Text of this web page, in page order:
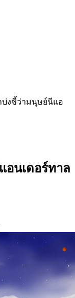
งชี้ว่ามนุษย์นีแอ
อนเดอร์ทาล